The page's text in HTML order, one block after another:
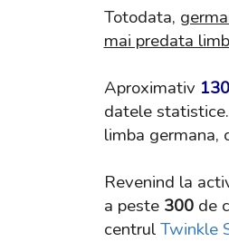
Totodata,
mai predata
Aproximativ
datele
limba germana,
Revenind la
a peste 300de
centrulTwinkle